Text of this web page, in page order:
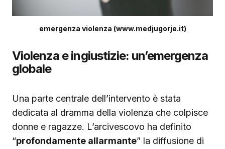
emergenza violenza (www.medjugorje.it)
Violenza e ingiustizie: un’emergenza
globale
Una parte centrale dell’intervento è stata
dedicata al dramma della violenza che colpisce
donne e ragazze. L’arcivescovo ha definito
“profondamente allarmante” la diffusione di